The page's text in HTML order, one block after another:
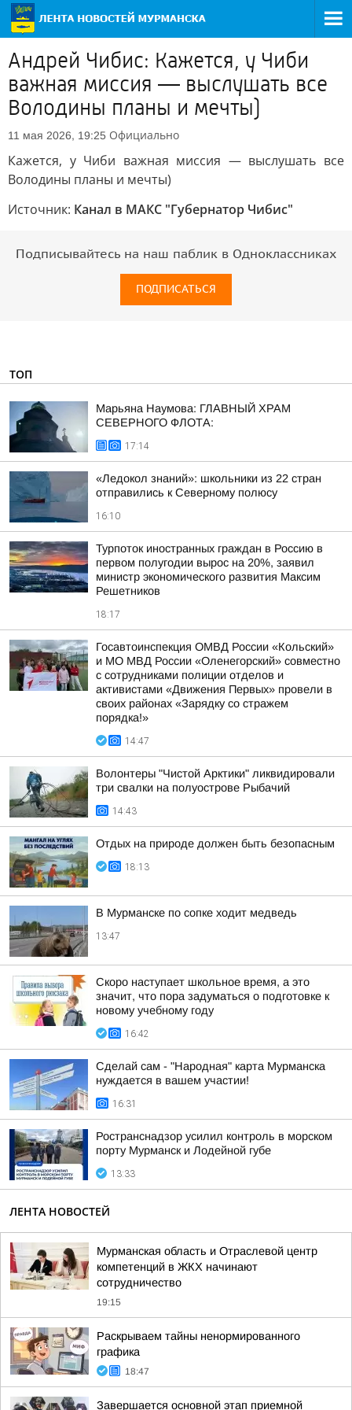
Андрей Чибис: Кажется, у Чиби
важная миссия — выслушать все
Володины планы и мечты)
11 мая 2026, 19:25 Официально
Кажется, у Чиби важная миссия — выслушать все
Володины планы и мечты)
Источник: Канал в МАКС "Губернатор Чибис"
Подписывайтесь на наш паблик в Одноклассниках
ПОДПИСАТЬСЯ
ТОП
Марьяна Наумова: ГЛАВНЫЙ ХРАМ
СЕВЕРНОГО ФЛОТА:
17:14
«Ледокол знаний»: школьники из 22 стран
отправились к Северному полюсу
16:10
Турпоток иностранных граждан в Россию в
первом полугодии вырос на 20%, заявил
министр экономического развития Максим
Решетников
18:17
Госавтоинспекция ОМВД России «Кольский»
и МО МВД России «Оленегорский» совместно
с сотрудниками полиции отделов и
активистами «Движения Первых» провели в
своих районах «Зарядку со стражем
порядка!»
14:47
Волонтеры "Чистой Арктики" ликвидировали
три свалки на полуострове Рыбачий
14:43
Отдых на природе должен быть безопасным
18:13
В Мурманске по сопке ходит медведь
13:47
Скоро наступает школьное время, а это
значит, что пора задуматься о подготовке к
новому учебному году
16:42
Сделай сам - "Народная" карта Мурманска
нуждается в вашем участии!
16:31
Ространснадзор усилил контроль в морском
порту Мурманск и Лодейной губе
13:33
ЛЕНТА НОВОСТЕЙ
Мурманская область и Отраслевой центр
компетенций в ЖКХ начинают
сотрудничество
19:15
Раскрываем тайны ненормированного
графика
18:47
Завершается основной этап приемной